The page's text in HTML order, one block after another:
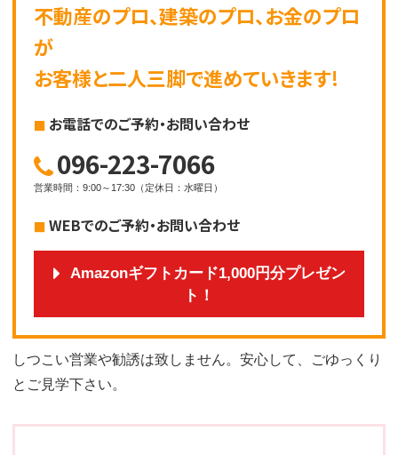
不動産のプロ、建築のプロ、お金のプロ
が
お客様と二人三脚で進めていきます!
お電話でのご予約・お問い合わせ
096-223-7066
営業時間 ： 9:00～17:30 （ 定休日 ： 水曜日 ）
WEBでのご予約・お問い合わせ
Amazonギフトカード1,000円分プレゼン
ト！
しつこい営業や勧誘は致しません。安心して、ごゆっくり
とご見学下さい。